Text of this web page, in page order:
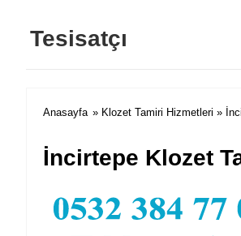
Tesisatçı
Anasayfa » Klozet Tamiri Hizmetleri »
İncirtepe Klozet